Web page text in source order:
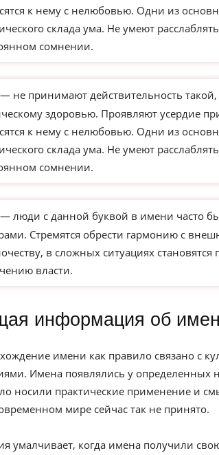
к нему с нелюбовью. Одни из
склада ума. Не умеют
сомнении.
— не принимают действительность
здоровью. Проявляют усердие
к нему с нелюбовью. Одни из
склада ума. Не умеют
сомнении.
— люди с данной буквой в имени часто
Стремятся обрести гармонию с
в сложных ситуациях
власти.
информация об
имени как правило связано с
Имена появлялись у определенных
носили практические применение и
мире сейчас так не принято.
умалчивает, когда имена получили